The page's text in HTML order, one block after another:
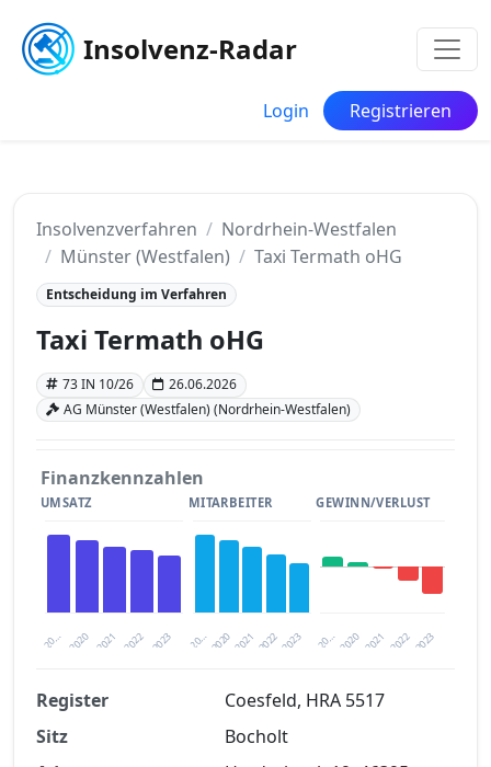
Insolvenz-Radar
Login Registrieren
Insolvenzverfahren
Nordrhein-Westfalen
Münster (Westfalen)
Taxi Termath oHG
Entscheidung im Verfahren
Taxi Termath oHG
73 IN 10/26
26.06.2026
AG Münster (Westfalen) (Nordrhein-Westfalen)
Finanzkennzahlen
UMSATZ
20… 2021 2023
2020 2022
MITARBEITER
20… 2021 2023
2020 2022
GEWINN/VERLUST
20… 2021 2023
2020 2022
Finanzkennzahlen nach kostenloser
Registrierung verfügbar
Register
Coesfeld, HRA 5517
Sitz
Bocholt